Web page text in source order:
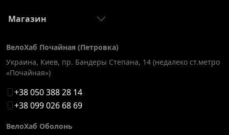
Магазин
ВелоХаб Почайная (Петровка)
Украина, Киев, пр. Бандеры Степана, 14 (недалеко ст.метро
«Почайная»)
+38 050 388 28 14
+38 099 026 68 69
ВелоХаб Оболонь